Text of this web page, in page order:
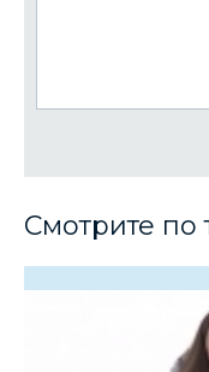
Смотрите по